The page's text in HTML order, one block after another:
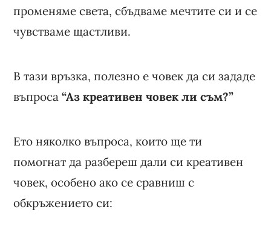
променяме света, сбъдваме мечтите си и се
чувстваме щастливи.
В тази връзка, полезно е човек да си зададе
въпроса“Аз креативен човек ли съм?”
Ето няколко въпроса, които ще ти
помогнат да разбереш дали си креативен
човек, особено ако се сравниш с
обкръжението си: